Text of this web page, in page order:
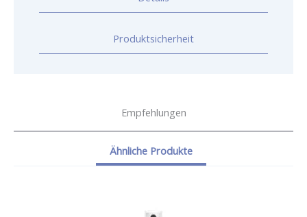
Produktsicherheit
Empfehlungen
Ähnliche Produkte